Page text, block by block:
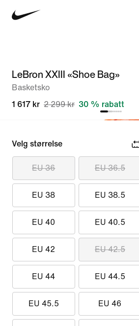
LeBron XXIII «Shoe Bag»
Basketsko
1 617 kr 2 299 kr 30 % rabatt
Velg størrelse
EU 36 EU 36.5
EU 38 EU 38.5
EU 40 EU 40.5
EU 42 EU 42.5
EU 44 EU 44.5
EU 45.5 EU 46